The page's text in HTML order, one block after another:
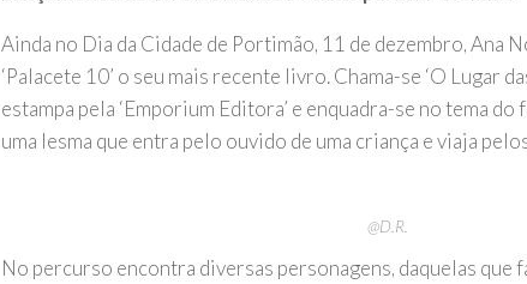
Ainda no Dia da Cidade de Portimão, 11 de dezembro, Ana
‘Palacete 10’ o seu mais recente livro. Chama-se ‘O Lugar
estampa pela ‘Emporium Editora’ e enquadra-se no tema do
uma lesma que entra pelo ouvido de uma criança e viaja
@D.R.
No percurso encontra diversas personagens, daquelas que